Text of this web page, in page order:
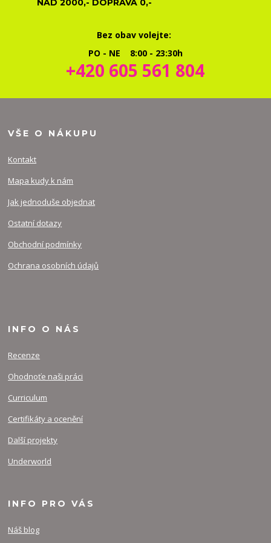
NAD 2000,- DOPRAVA 0,-
Bez obav volejte:
PO - NE 8:00 - 23:30h
+420 605 561 804
VŠE O NÁKUPU
Kontakt
Mapa kudy k nám
Jak jednoduše objednat
Ostatní dotazy
Obchodní podmínky
Ochrana osobních údajů
INFO O NÁS
Recenze
Ohodnoťe naši práci
Curriculum
Certifikáty a ocenění
Další projekty
Underworld
INFO PRO VÁS
Náš blog